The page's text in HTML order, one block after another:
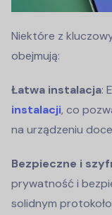
Niektóre z
obejmują:
Łatwa instalacja:
instalacji, co
na urządzeniu
Bezpieczne i
prywatność i
solidnym